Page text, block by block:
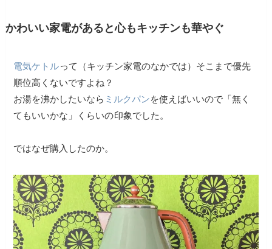
かわいい家電があると心もキッチンも華やぐ
電気ケトルって（キッチン家電のなかでは）そこまで優先
順位高くないですよね？
お湯を沸かしたいなら ミルクパンを使えばいいので「無く
てもいいかな」くらいの印象でした。
ではなぜ購入したのか。